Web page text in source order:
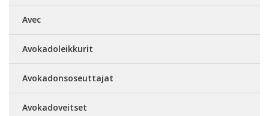
Avec
Avokadoleikkurit
Avokadonsoseuttajat
Avokadoveitset